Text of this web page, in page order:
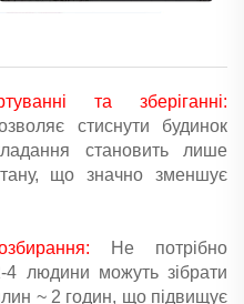
та зберіганні:
стиснути будинок
становить лише
що значно зменшує
Не потрібно
4 людини можуть зібрати
~ 2 годин, що підвищує